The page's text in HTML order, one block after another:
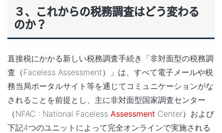
３、これからの税務調査はどう変わる
のか？
直接税にかかる新しい税務調査手続き「非対面型の税務調
査（Faceless Assessment）」は、すべて電子メールや税
務当局ポータルサイト等を通じてコミュニケーションがな
されることを前提とし、主に非対面型国家調査センター
（NFAC : National Faceless Assessment Center）および
下記4つのユニットによって完全オンラインで実施される